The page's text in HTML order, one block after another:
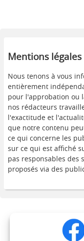
Mentions légales
Nous tenons à vous
entièrement
pour l'approbation ou
nos rédacteurs
l'exactitude et
que notre contenu
ce qui concerne les
sur ce qui est affiché
pas responsables des
proposés via des